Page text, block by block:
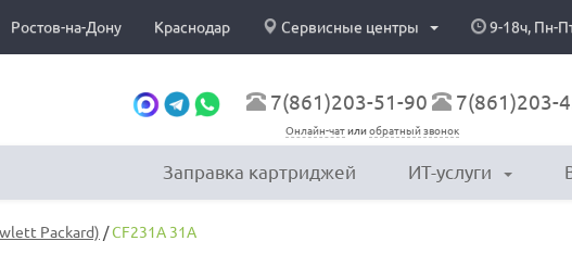
Ростов-на-Дону Краснодар Сервисные центры 9-18ч, Пн-
7(861)203-51-90 7(861)203-
Онлайн-чатилиобратный звонок
Заправка картриджей ИТ-услуги
Packard) /CF231A 31A